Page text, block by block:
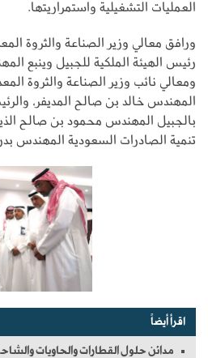
العمليات التشغيلية واستمراريتها.
ورافق معالي وزير الصناعة والثروة
رئيس الهيئة الملكية للجبيل وينبع
ومعالي نائب وزير الصناعة والثروة
المهندس خالد بن صالح المديفر،
بالجبيل المهندس محمود بن صالح
تنمية الصادرات السعودية المهندس
اقرأ أيضاً
مدائن حلول القطارات والحاويات